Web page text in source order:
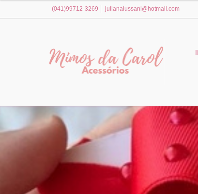
(041)99712-3269 julianalussani@hotmail.com